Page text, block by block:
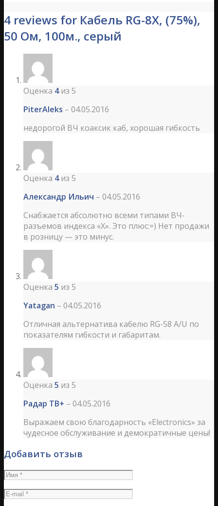
4 reviews for Кабель RG-8X, (75%),
50 Ом, 100м., серый
Оценка 4из 5
PiterAleks – 04.05.2016
недорогой ВЧ коаксик каб, хорошая гибкость
Оценка 4из 5
Александр Ильич – 04.05.2016
Снабжается абсолютно всеми типами ВЧ-
разъемов индекса «X». Это плюс:=) Нет продажи
в розницу — это минус.
Оценка 5 из 5
Yatagan – 04.05.2016
Отличная альтернатива кабелю RG-58 А/U по
показателям гибкости и габаритам.
Оценка 5 из 5
Радар ТВ+ – 04.05.2016
Выражаем свою благодарность «Еlectronics» за
чудесное обслуживание и демократичные цены!
Добавить отзыв